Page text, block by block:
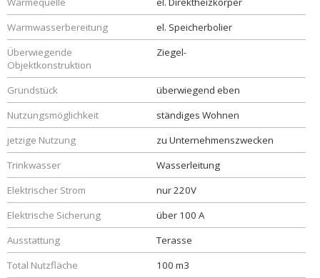
Warmwasserbereitung
el. Speicherbolier
Überwiegende
Objektkonstruktion
Ziegel-
Grundstück
überwiegend eben
Nutzungsmöglichkeit
ständiges Wohnen
jetzige Nutzung
zu Unternehmenszwecken
Trinkwasser
Wasserleitung
Elektrischer Strom
nur 220V
Elektrische Sicherung
über 100 A
Ausstattung
Terasse
Total Nutzfläche
100 m3